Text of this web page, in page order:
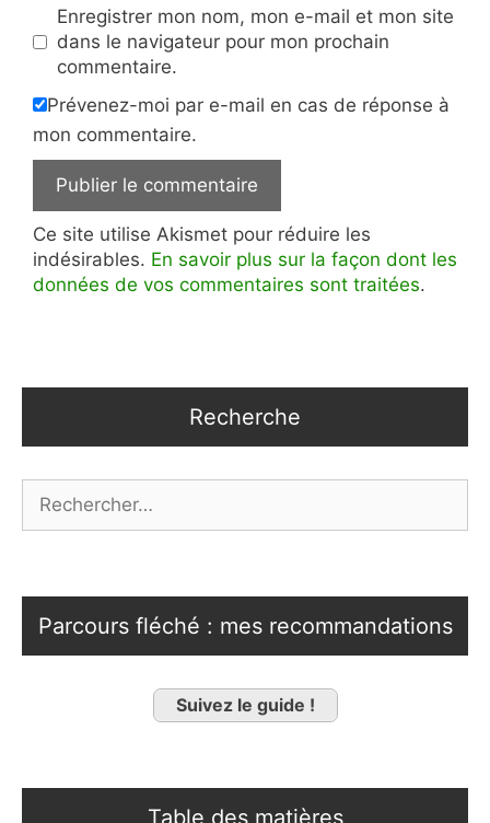
Enregistrer mon nom, mon e-mail et mon site
dans le navigateur pour mon prochain
commentaire.
Prévenez-moi par e-mail en cas de réponse à
mon commentaire.
Ce site utilise Akismet pour réduire les
indésirables. En savoir plus sur la façon dont les
données de vos commentaires sont traitées.
Recherche
Parcours fléché : mes recommandations
Suivez le guide !